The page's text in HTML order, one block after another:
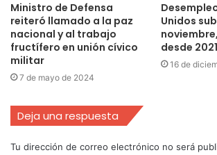
Ministro de Defensa
reiteró llamado a la paz
nacional y al trabajo
fructífero en unión cívico
militar
7 de mayo de 2024
Unidos
desde 2021
16 de
Deja una respuesta
Tu dirección de correo electrónico no será